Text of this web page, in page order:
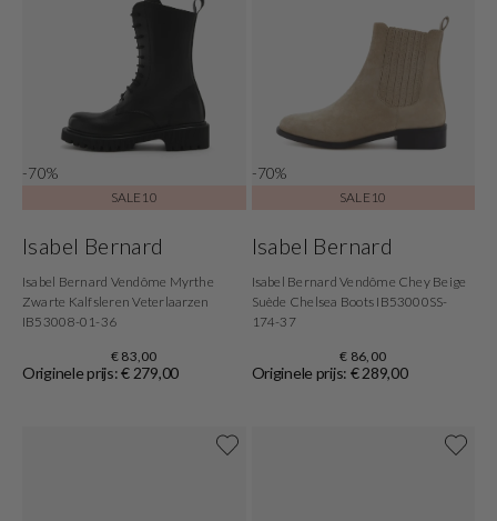
-70%
SALE10
Isabel Bernard
Isabel Bernard Vendôme Myrthe
Zwarte Kalfsleren Veterlaarzen
IB53008-01-36
€ 83,00
Originele prijs: € 279,00
-70%
SALE10
Isabel Bernard
Isabel Bernard Vendôme Chey Beige
Suède Chelsea Boots IB53000SS-
174-37
€ 86,00
Originele prijs: € 289,00